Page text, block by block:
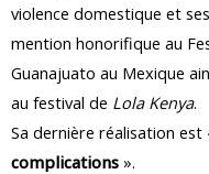
violence domestique et
mention honorifique au
Guanajuato au Mexique
au festival de Lola Kenya.
Sa dernière réalisation est
complications ».